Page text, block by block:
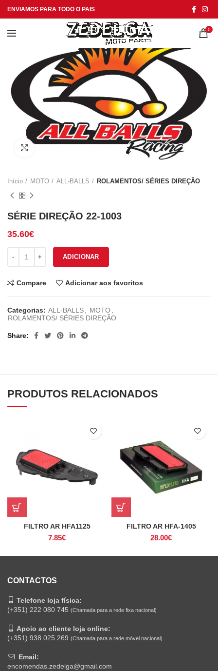
ENVIAMOS PARA TODO O PAIS
0
Início MOTO ALL-BALLS ROLAMENTOS/ SÉRIES DIREÇÃO
SÉRIE DIREÇÃO 22-1003
35.60€
ADICIONAR
Compare Adicionar aos favoritos
Categorias: ALL-BALLS, MOTO,
ROLAMENTOS/ SÉRIES DIREÇÃO
Share
PRODUTOS RELACIONADOS
FILTRO AR HFA1125
7.85€
FILTRO AR HFA-1405
28.00€
CONTACTOS
Telefone loja física:
(+351) 222 080 745 (Chamada para a rede fixa nacional)
Apoio ao cliente loja online:
(+351) 938 025 269 (Chamada para a rede móvel nacional)
Email:
encomendas.zedelga@gmail.com